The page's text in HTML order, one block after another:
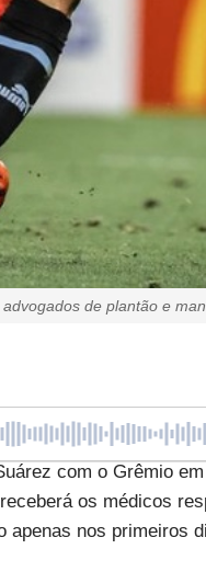
de plantão e
com o Grêmio
os médicos
apenas nos primeiros